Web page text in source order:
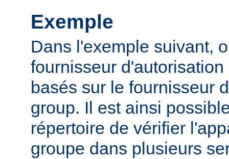
Exemple
Dans l'exemple suivant,
fournisseur
basés sur le fournisseur
group. Il est ainsi
répertoire de vérifier
groupe dans plusieurs